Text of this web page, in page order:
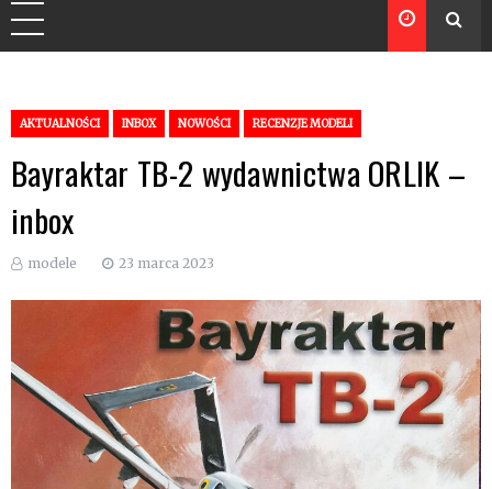
AKTUALNOŚCI INBOX NOWOŚCI RECENZJE MODELI
Bayraktar TB-2 wydawnictwa ORLIK –
inbox
modele 23 marca 2023